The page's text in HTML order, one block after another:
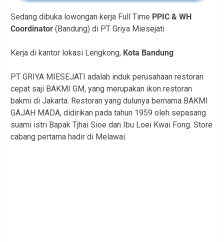
Sedang dibuka lowongan kerja Full Time PPIC & WH
Coordinator (Bandung) di PT Griya Miesejati
Kerja di kantor lokasi Lengkong, Kota Bandung
PT GRIYA MIESEJATI adalah induk perusahaan restoran
cepat saji BAKMI GM, yang merupakan ikon restoran
bakmi di Jakarta. Restoran yang dulunya bernama BAKMI
GAJAH MADA, didirikan pada tahun 1959 oleh sepasang
suami istri Bapak Tjhai Sioe dan Ibu Loei Kwai Fong. Store
cabang pertama hadir di Melawai.